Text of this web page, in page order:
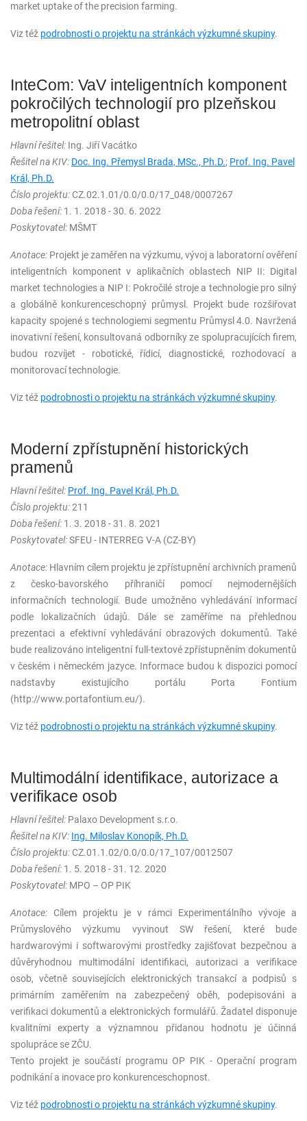
market uptake of the precision farming.
Viz též podrobnosti o projektu na stránkách výzkumné skupiny.
InteCom: VaV inteligentních komponent
pokročilých technologií pro plzeňskou
metropolitní oblast
Hlavní řešitel: Ing. Jiří Vacátko
Řešitel na KIV: Doc. Ing. Přemysl Brada, MSc., Ph.D.; Prof. Ing. Pavel
Král, Ph.D.
Číslo projektu:CZ.02.1.01/0.0/0.0/17_048/0007267
Doba řešení: 1. 1. 2018 - 30. 6. 2022
Poskytovatel: MŠMT
Anotace: Projekt je zaměřen na výzkumu, vývoj a laboratorní ověření
inteligentních komponent v aplikačních oblastech NIP II: Digital
market technologies a NIP I: Pokročilé stroje a technologie pro silný
a globálně konkurenceschopný průmysl. Projekt bude rozšiřovat
kapacity spojené s technologiemi segmentu Průmysl 4.0. Navržená
inovativní řešení, konsultovaná odborníky ze spolupracujících firem,
budou rozvíjet - robotické, řídicí, diagnostické, rozhodovací a
monitorovací technologie.
Viz též podrobnosti o projektu na stránkách výzkumné skupiny.
Moderní zpřístupnění historických
pramenů
Hlavní řešitel: Prof. Ing. Pavel Král, Ph.D.
Číslo projektu:211
Doba řešení: 1. 3. 2018 - 31. 8. 2021
Poskytovatel:SFEU - INTERREG V-A (CZ-BY)
Anotace: Hlavním cílem projektu je zpřístupnění archivních pramenů
z česko-bavorského příhraničí pomocí nejmodernějších
informačních technologií. Bude umožněno vyhledávání informací
podle lokalizačních údajů. Dále se zaměříme na přehlednou
prezentaci a efektivní vyhledávání obrazových dokumentů. Také
bude realizováno inteligentní full-textové zpřístupněním dokumentů
v českém i německém jazyce. Informace budou k dispozici pomocí
nadstavby existujícího portálu Porta Fontium
(http://www.portafontium.eu/).
Viz též podrobnosti o projektu na stránkách výzkumné skupiny.
Multimodální identifikace, autorizace a
verifikace osob
Hlavní řešitel: Palaxo Development s.r.o.
Řešitel na KIV: Ing. Miloslav Konopík, Ph.D.
Číslo projektu:CZ.01.1.02/0.0/0.0/17_107/0012507
Doba řešení: 1. 5. 2018 - 31. 12. 2020
Poskytovatel: MPO – OP PIK
Anotace: Cílem projektu je v rámci Experimentálního vývoje a
Průmyslového výzkumu vyvinout SW řešení, které bude
hardwarovými i softwarovými prostředky zajišťovat bezpečnou a
důvěryhodnou multimodální identifikaci, autorizaci a verifikace
osob, včetně souvisejících elektronických transakcí a podpisů s
primárním zaměřením na zabezpečený oběh, podepisováni a
verifikaci dokumentů a elektronických formulářů. Žadatel disponuje
kvalitními experty a významnou přidanou hodnotu je účinná
spolupráce se ZČU.
Tento projekt je součástí programu OP PIK - Operační program
podnikání a inovace pro konkurenceschopnost.
Viz též podrobnosti o projektu na stránkách výzkumné skupiny.